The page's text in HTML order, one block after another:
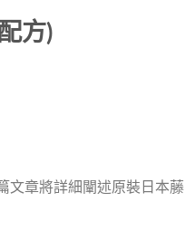
方)
文章將詳細闡述原裝日本藤